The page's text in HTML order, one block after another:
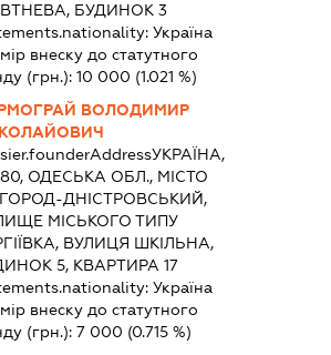
БУДИНОК 3
Україна
внеску до статутного
(грн.):10 000 (1.021 %)
ВОЛОДИМИР
УКРАЇНА,
ОДЕСЬКА ОБЛ., МІСТО
ДНІСТРОВСЬКИЙ,
МІСЬКОГО ТИПУ
ВУЛИЦЯ ШКІЛЬНА,
5, КВАРТИРА 17
Україна
внеску до статутного
(грн.):7 000 (0.715 %)